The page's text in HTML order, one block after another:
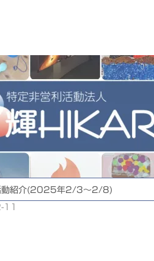
動紹介(2025年2/3～2/8)